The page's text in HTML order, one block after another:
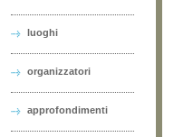
luoghi
organizzatori
approfondimenti